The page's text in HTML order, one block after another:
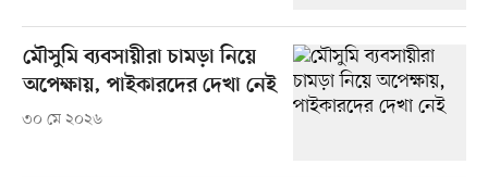
মৌসুমি ব্যবসায়ীরা চামড়া নিয়ে
অপেক্ষায়, পাইকারদের দেখা নেই
৩০ মে ২০২৬